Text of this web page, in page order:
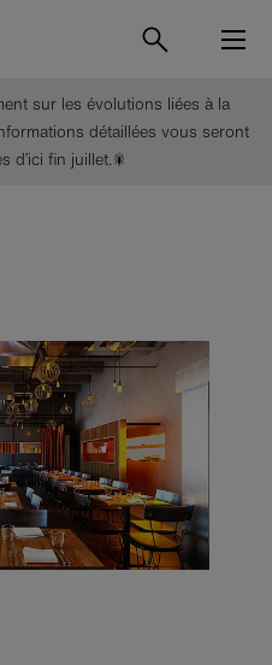
sur les évolutions liées à la
détaillées vous seront
d’ici fin juillet.🎇